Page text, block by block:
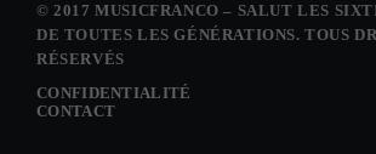
© 2017 MUSICFRANCO – SALUT LES
DE TOUTES LES GÉNÉRATIONS. TOUS
RÉSERVÉS
CONFIDENTIALITÉ
CONTACT